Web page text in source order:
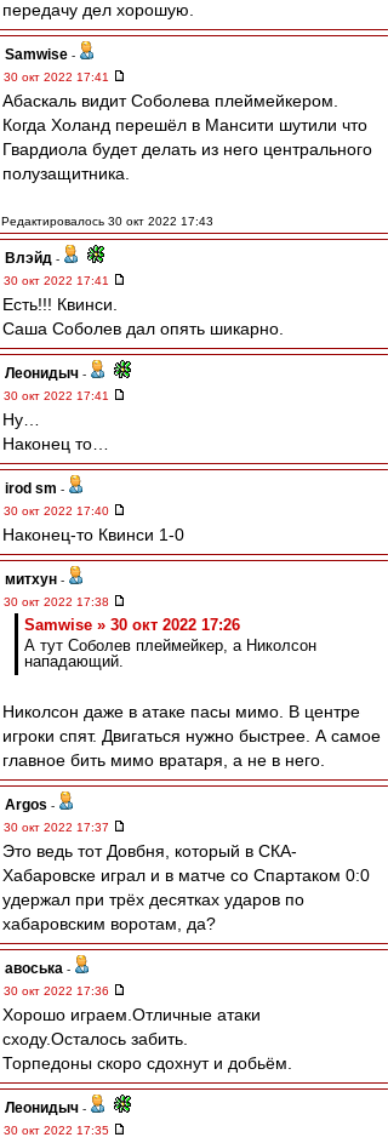
передачу дел хорошую.
Samwise -
30 окт 2022 17:41
Абаскаль видит Соболева плеймейкером.
Когда Холанд перешёл в Мансити шутили что
Гвардиола будет делать из него центрального
полузащитника.
Редактировалось 30 окт 2022 17:43
Влэйд -
30 окт 2022 17:41
Есть!!! Квинси.
Саша Соболев дал опять шикарно.
Леонидыч -
30 окт 2022 17:41
Ну…
Наконец то…
irod sm -
30 окт 2022 17:40
Наконец-то Квинси 1-0
митхун -
30 окт 2022 17:38
Samwise » 30 окт 2022 17:26
А тут Соболев плеймейкер, а Николсон
нападающий.
Николсон даже в атаке пасы мимо. В центре
игроки спят. Двигаться нужно быстрее. А самое
главное бить мимо вратаря, а не в него.
Argos -
30 окт 2022 17:37
Это ведь тот Довбня, который в СКА-
Хабаровске играл и в матче со Спартаком 0:0
удержал при трёх десятках ударов по
хабаровским воротам, да?
авоська -
30 окт 2022 17:36
Хорошо играем.Отличные атаки
сходу.Осталось забить.
Торпедоны скоро сдохнут и добьём.
Леонидыч -
30 окт 2022 17:35